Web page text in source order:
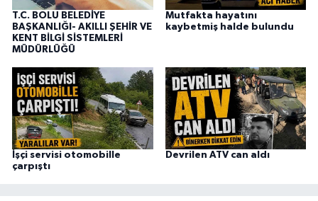
T.C. BOLU BELEDİYE
BAŞKANLIĞI- AKILLI ŞEHİR VE
KENT BİLGİ SİSTEMLERİ
MÜDÜRLÜĞÜ
Mutfakta hayatını
kaybetmiş halde bulundu
İşçi servisi otomobille
çarpıştı
Devrilen ATV can aldı